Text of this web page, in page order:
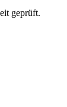
geprüft.